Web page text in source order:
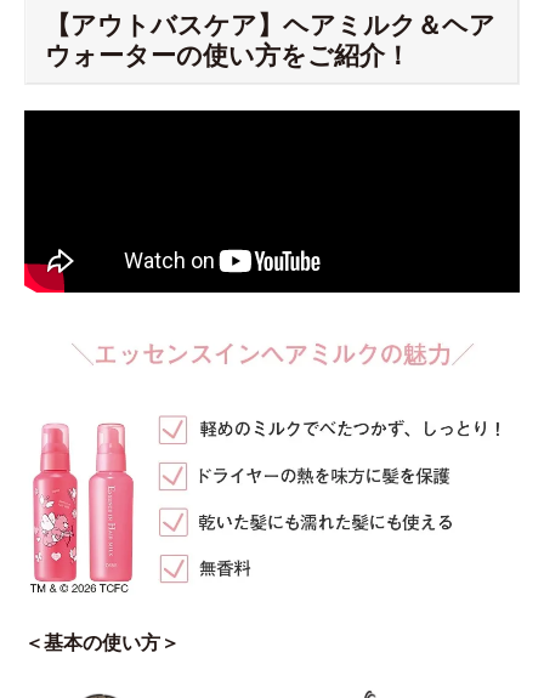
【アウトバスケア】ヘアミルク＆ヘア
ウォーターの使い方をご紹介！
＜基本の使い方＞